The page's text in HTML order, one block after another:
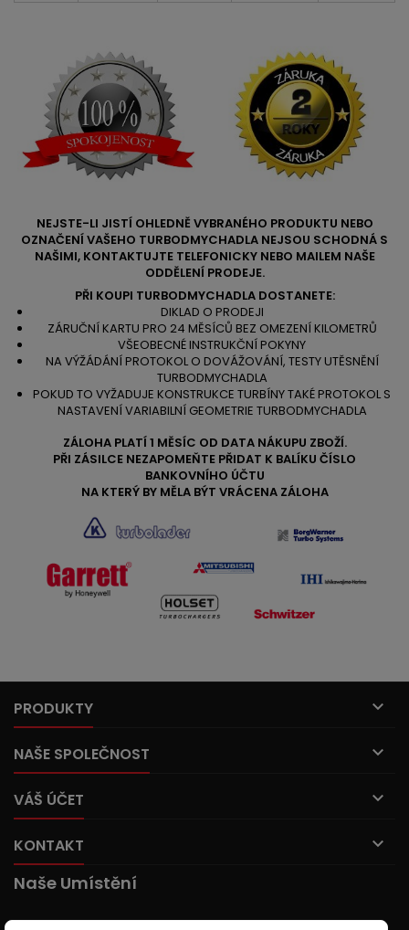
NEJSTE-LI JISTÍ OHLEDNĚ VYBRANÉHO PRODUKTU NEBO
OZNAČENÍ VAŠEHO TURBODMYCHADLA NEJSOU SCHODNÁ S
NAŠIMI, KONTAKTUJTE TELEFONICKY NEBO MAILEM NAŠE
ODDĚLENÍ PRODEJE.
PŘI KOUPI TURBODMYCHADLA DOSTANETE:
DIKLAD O PRODEJI
ZÁRUČNÍ KARTU PRO 24 MĚSÍCŮ BEZ OMEZENÍ KILOMETRŮ
VŠEOBECNÉ INSTRUKČNÍ POKYNY
NA VÝŽÁDÁNÍ PROTOKOL O DOVÁŽOVÁNÍ, TESTY UTĚSNĚNÍ
TURBODMYCHADLA
POKUD TO VYŽADUJE KONSTRUKCE TURBÍNY TAKÉ PROTOKOL S
NASTAVENÍ VARIABILNÍ GEOMETRIE TURBODMYCHADLA
ZÁLOHA PLATÍ 1 MĚSÍC OD DATA NÁKUPU ZBOŽÍ.
PŘI ZÁSILCE NEZAPOMEŇTE PŘIDAT K BALÍKU ČÍSLO
BANKOVNÍHO ÚČTU
NA KTERÝ BY MĚLA BÝT VRÁCENA ZÁLOHA
PRODUKTY 
NAŠE SPOLEČNOST 
VÁŠ ÚČET 
KONTAKT 
Naše Umístění